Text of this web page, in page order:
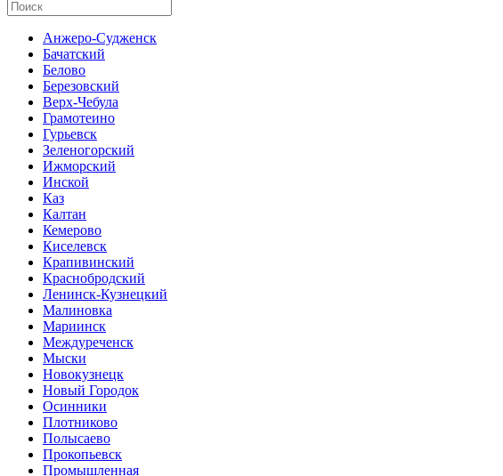
Анжеро-Судженск
Бачатский
Белово
Березовский
Верх-Чебула
Грамотеино
Гурьевск
Зеленогорский
Ижморский
Инской
Каз
Калтан
Кемерово
Киселевск
Крапивинский
Краснобродский
Ленинск-Кузнецкий
Малиновка
Мариинск
Междуреченск
Мыски
Новокузнецк
Новый Городок
Осинники
Плотниково
Полысаево
Прокопьевск
Промышленная